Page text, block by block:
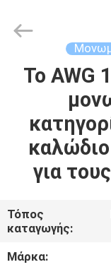
ΣΠΊΤΙ
ΠΡΟΪΌΝΤΑ
ΒΊΝΤΕΟ
ΠΕΡΊΠΟΥ
ΕΜΕΊΣ
Material
Co,.Ltd.
Reserved.Το AWG
για
Τόπος
καταγωγής:
Μάρκα: